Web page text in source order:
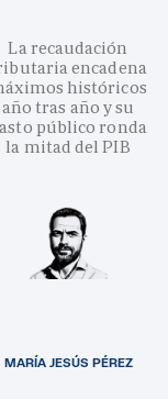
La recaudación
encadena
históricos
año tras año y su
público ronda
la mitad del PIB
MARÍA JESÚS PÉREZ